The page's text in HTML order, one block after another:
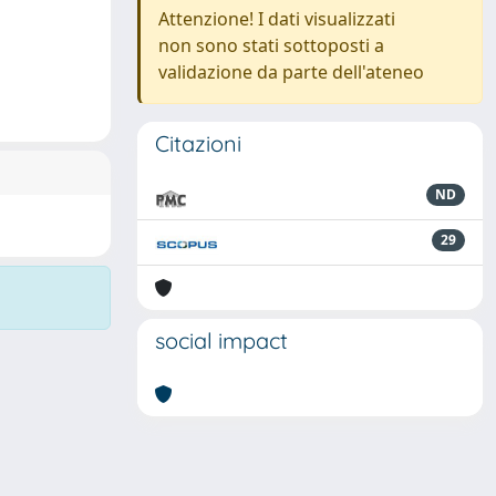
Attenzione! I dati visualizzati
non sono stati sottoposti a
validazione da parte dell'ateneo
Citazioni
ND
29
social impact